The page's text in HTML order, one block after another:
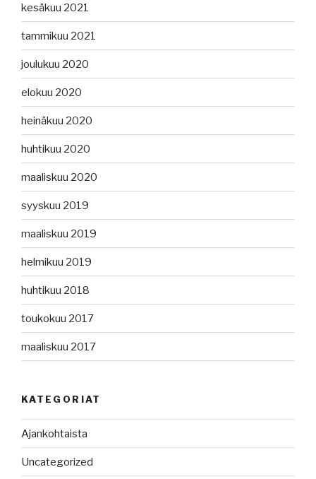
kesäkuu 2021
tammikuu 2021
joulukuu 2020
elokuu 2020
heinäkuu 2020
huhtikuu 2020
maaliskuu 2020
syyskuu 2019
maaliskuu 2019
helmikuu 2019
huhtikuu 2018
toukokuu 2017
maaliskuu 2017
KATEGORIAT
Ajankohtaista
Uncategorized